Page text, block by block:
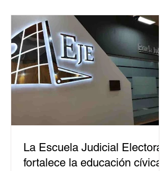
La Escuela Judicial Electoral
fortalece la educación cívica